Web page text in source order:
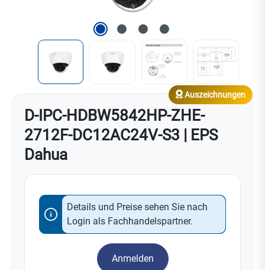
D-IPC-HDBW5842HP-ZHE-
2712F-DC12AC24V-S3 | EPS
Dahua
Auszeichnungen
Details und Preise sehen Sie nach
Login als Fachhandelspartner.
Anmelden